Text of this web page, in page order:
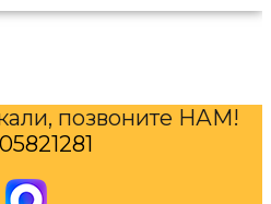
позвоните НАМ!